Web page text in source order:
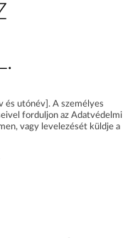
és utónév]. A személyes
forduljon az Adatvédelmi
vagy levelezését küldje a